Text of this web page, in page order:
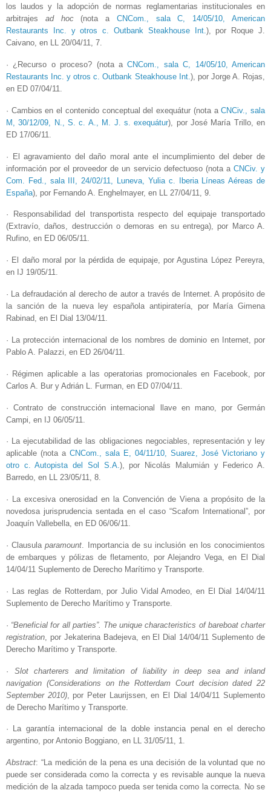
los laudos y la adopción de normas reglamentarias institucionales en
arbitrajes ad hoc(nota a CNCom., sala C, 14/05/10, American
Restaurants Inc. y otros c. Outbank Steakhouse Int.), por Roque J.
Caivano, en LL 20/04/11, 7.
· ¿Recurso o proceso? (nota aCNCom., sala C, 14/05/10, American
Restaurants Inc. y otros c. Outbank Steakhouse Int. ), por Jorge A. Rojas,
en ED 07/04/11.
· Cambios en el contenido conceptual del exequátur (nota aCNCiv., sala
M, 30/12/09, N., S. c. A., M. J. s. exequátur), por José María Trillo, en
ED 17/06/11.
· El agravamiento del daño moral ante el incumplimiento del deber de
información por el proveedor de un servicio defectuoso (nota a CNCiv. y
Com. Fed., sala III, 24/02/11, Luneva, Yulia c. Iberia Líneas Aéreas de
España), por Fernando A. Enghelmayer, en LL 27/04/11, 9.
· Responsabilidad del transportista respecto del equipaje transportado
(Extravío, daños, destrucción o demoras en su entrega), por Marco A.
Rufino, en ED 06/05/11.
· El daño moral por la pérdida de equipaje, por Agustina López Pereyra,
en IJ 19/05/11.
· La defraudación al derecho de autor a través de Internet. A propósito de
la sanción de la nueva ley española antipiratería, por María Gimena
Rabinad, en El Dial 13/04/11.
· La protección internacional de los nombres de dominio en Internet, por
Pablo A. Palazzi, en ED 26/04/11.
· Régimen aplicable a las operatorias promocionales en Facebook, por
Carlos A. Bur y Adrián L. Furman, en ED 07/04/11.
· Contrato de construcción internacional llave en mano, por Germán
Campi, en IJ 06/05/11.
· La ejecutabilidad de las obligaciones negociables, representación y ley
aplicable (nota a CNCom., sala E, 04/11/10, Suarez, José Victoriano y
otro c. Autopista del Sol S.A.), por Nicolás Malumián y Federico A.
Barredo, en LL 23/05/11, 8.
· La excesiva onerosidad en la Convención de Viena a propósito de la
novedosa jurisprudencia sentada en el caso “Scafom International”, por
Joaquín Vallebella, en ED 06/06/11.
· Clausulaparamount. Importancia de su inclusión en los conocimientos
de embarques y pólizas de fletamento, por Alejandro Vega, en El Dial
14/04/11 Suplemento de Derecho Marítimo y Transporte.
· Las reglas de Rotterdam, por Julio Vidal Amodeo, en El Dial 14/04/11
Suplemento de Derecho Marítimo y Transporte.
· “Beneficial for all parties”. The unique characteristics of bareboat charter
registration , por Jekaterina Badejeva, en El Dial 14/04/11 Suplemento de
Derecho Marítimo y Transporte.
· Slot charterers and limitation of liability in deep sea and inland
navigation (Considerations on the Rotterdam Court decision dated 22
September 2010), por Peter Laurijssen, en El Dial 14/04/11 Suplemento
de Derecho Marítimo y Transporte.
· La garantía internacional de la doble instancia penal en el derecho
argentino, por Antonio Boggiano, en LL 31/05/11, 1.
Abstract: “La medición de la pena es una decisión de la voluntad que no
puede ser considerada como la correcta y es revisable aunque la nueva
medición de la alzada tampoco pueda ser tenida como la correcta. No se